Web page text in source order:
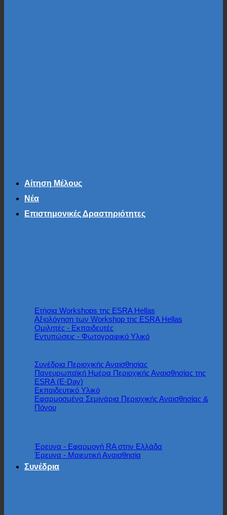
Αίτηση Μέλους
Νέα
Επιστημονικές Δραστηριότητες
Ετήσια Workshops της ESRA Hellas
Αξιολόγηση των Workshop της ESRA Hellas
Ομιλητές - Εκπαιδευτές
Εντυπώσεις - Φωτογραφικό Υλικό
Συνέδρια Περιοχικής Αναισθησίας
Πανευρωπαϊκή Ημέρα Περιοχικής Αναισθησίας της
ESRA (E-Day)
Εκπαιδευτικό Υλικό
Εφαρμοσμένα Σεμινάρια Περιοχικής Αναισθησίας &
Πόνου
Έρευνα - Εφαρμογή RA στην Ελλάδα
Έρευνα - Μαιευτική Αναισθησία
Συνέδρια